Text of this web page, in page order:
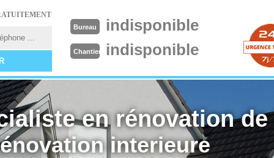
Bureau indisponible
Chantier indisponible
en rénovation
interieure